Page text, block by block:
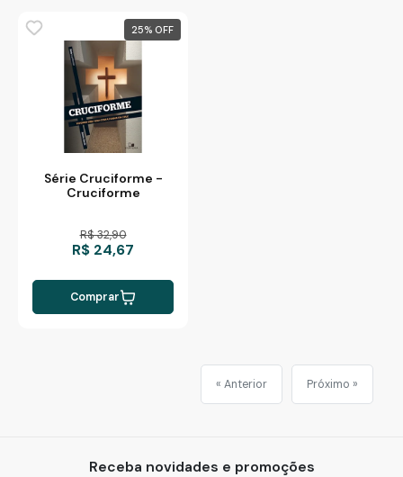
25%
Série Cruciforme -
Cruciforme
R$ 32,90
R$ 24,67
Comprar
« Anterior Próximo »
Receba novidades e promoções